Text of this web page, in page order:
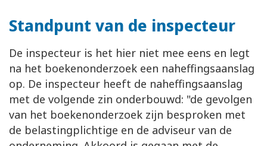
Standpunt van de inspecteur
De inspecteur is het hier niet mee eens en legt
na het boekenonderzoek een naheffingsaanslag
op. De inspecteur heeft de naheffingsaanslag
met de volgende zin onderbouwd: "de gevolgen
van het boekenonderzoek zijn besproken met
de belastingplichtige en de adviseur van de